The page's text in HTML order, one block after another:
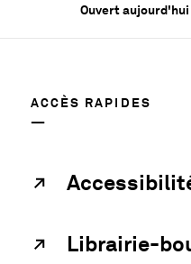
Ouvert aujourd'hui
ACCÈS RAPIDES
Librairie-